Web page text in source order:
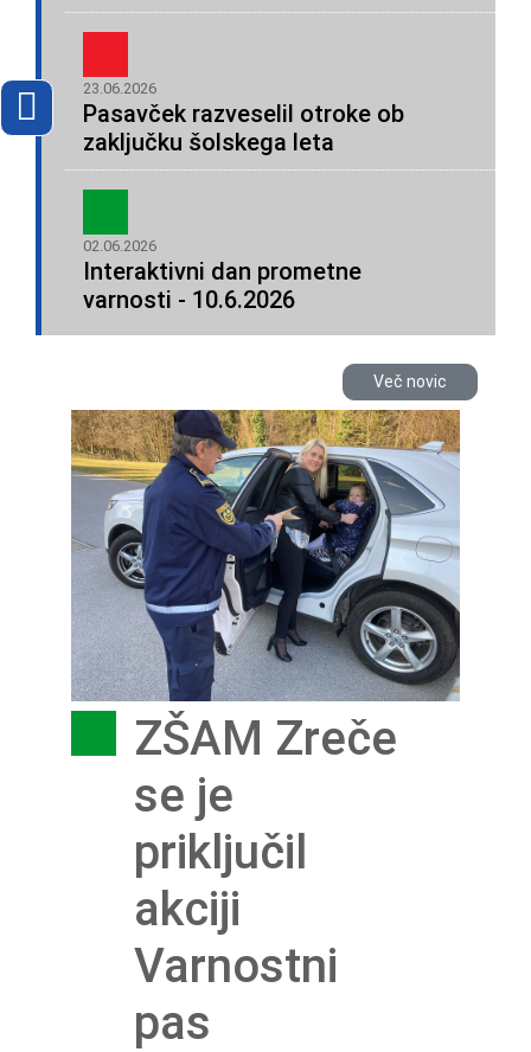
23.06.2026
Pasavček razveselil otroke ob
zaključku šolskega leta
02.06.2026
Interaktivni dan prometne
varnosti - 10.6.2026
Več novic
ZŠAM Zreče
se je
priključil
akciji
Varnostni
pas